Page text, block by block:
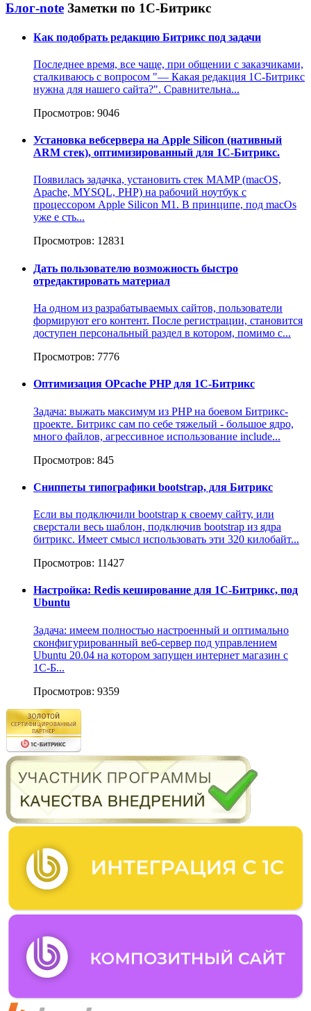
Блог-note Заметки по 1С-Битрикс
Как подобрать редакцию Битрикс под задачи
Последнее время, все чаще, при общении с заказчиками,
сталкиваюсь с вопросом "— Какая редакция 1С-Битрикс
нужна для нашего сайта?". Сравнительна...
Просмотров: 9046
Установка вебсервера на Apple Silicon (нативный
ARM стек), оптимизированный для 1С-Битрикс.
Появилась задачка, установить стек MAMP (macOS,
Apache, MYSQL, PHP) на рабочий ноутбук с
процессором Apple Silicon M1. В принципе, под macOs
уже е сть...
Просмотров: 12831
Дать пользователю возможность быстро
отредактировать материал
На одном из разрабатываемых сайтов, пользователи
формируют его контент. После регистрации, становится
доступен персональный раздел в котором, помимо с...
Просмотров: 7776
Оптимизация OPcache PHP для 1С-Битрикс
Задача: выжать максимум из PHP на боевом Битрикс-
проекте. Битрикс сам по себе тяжелый - большое ядро,
много файлов, агрессивное использование include...
Просмотров: 845
Сниппеты типографики bootstrap, для Битрикс
Если вы подключили bootstrap к своему сайту, или
сверстали весь шаблон, подключив bootstrap из ядра
битрикс. Имеет смысл использовать эти 320 килобайт...
Просмотров: 11427
Настройка: Redis кеширование для 1С-Битрикс, под
Ubuntu
Задача: имеем полностью настроенный и оптимально
сконфигурированный веб-сервер под управлением
Ubuntu 20.04 на котором запущен интернет магазин c
1С-Б...
Просмотров: 9359